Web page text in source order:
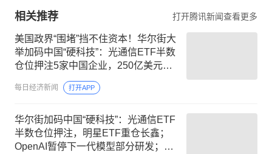
相关推荐 打开腾讯新闻查看更多
美国政界“围堵”挡不住资本！华尔街大
举加码中国“硬科技”：光通信ETF半数
仓位押注5家中国企业，250亿美元明
星ETF重仓长鑫科技
每日经济新闻 打开APP
华尔街加码中国“硬科技”：光通信ETF
半数仓位押注，明星ETF重仓长鑫；
OpenAI暂停下一代模型部分研发；美